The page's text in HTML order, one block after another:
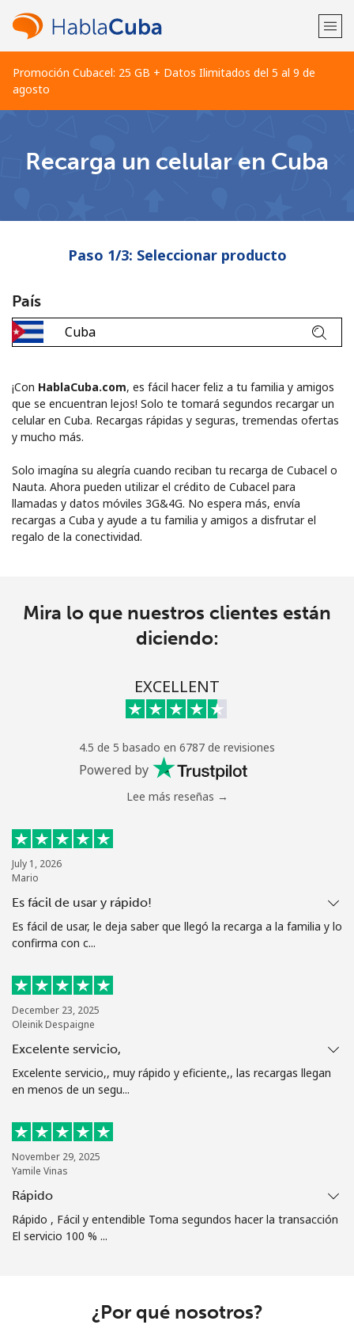
Promoción Cubacel: 25 GB + Datos Ilimitados del 5 al 9 de
agosto
Un caracter especial
Al abrir una cuenta en este sitio web, estoy de acuerdo con
Términos y condiciones.
¡Hola!
Inicia sesión o
Continuar con
Recarga un celular en Cuba
Paso 1/3: Seleccionar producto
País
¡Con HablaCuba.com, es fácil hacer feliz a tu familia y amigos
que se encuentran lejos! Solo te tomará segundos recargar un
celular en Cuba. Recargas rápidas y seguras, tremendas ofertas
y mucho más.
Solo imagína su alegría cuando reciban tu recarga de Cubacel o
Nauta. Ahora pueden utilizar el crédito de Cubacel para
llamadas y datos móviles 3G&4G. No espera más, envía
recargas a Cuba y ayude a tu familia y amigos a disfrutar el
regalo de la conectividad.
Mira lo que nuestros clientes están
diciendo:
EXCELLENT
4.5 de 5 basado en 6787 de revisiones
Powered by
Lee más reseñas →
July 1, 2026
Mario
Es fácil de usar y rápido!
Es fácil de usar, le deja saber que llegó la recarga a la familia y lo
confirma con c...
December 23, 2025
Oleinik Despaigne
Excelente servicio,
Excelente servicio,, muy rápido y eficiente,, las recargas llegan
en menos de un segu...
November 29, 2025
Yamile Vinas
Rápido
Rápido , Fácil y entendible Toma segundos hacer la transacción
El servicio 100 % ...
¿Por qué nosotros?